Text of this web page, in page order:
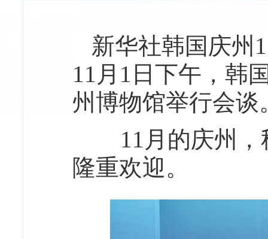
新华社韩国庆州
11月1日下午，韩
州博物馆举行会谈
11月的庆州，
隆重欢迎。